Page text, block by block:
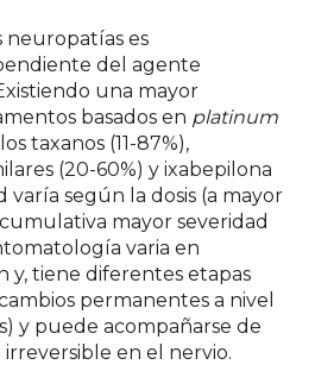
neuropatías es
del agente
una mayor
basados en platinum
taxanos (11-87%),
(20-60%) y ixabepilona
varía según la dosis (a mayor
mayor severidad
varia en
y, tiene diferentes etapas
permanentes a nivel
y puede acompañarse de
en el nervio.